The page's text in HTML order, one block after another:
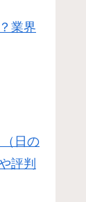
業界
日の
評判